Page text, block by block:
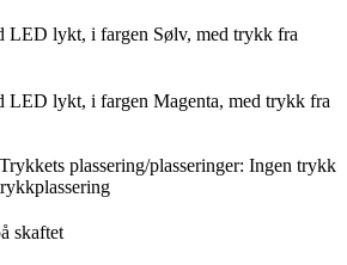
Trykkets plassering/plasseringer: Ingen trykk
skaftet